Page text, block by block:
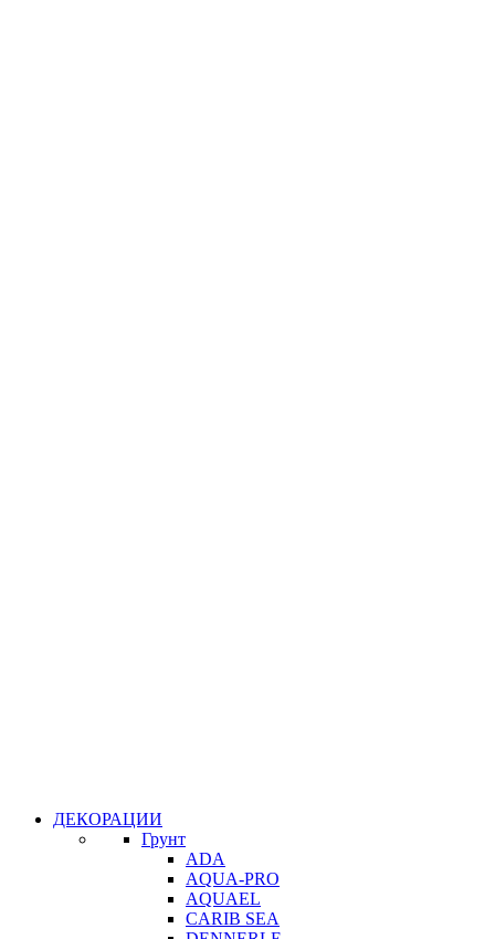
ДЕКОРАЦИИ
Грунт
ADA
AQUA-PRO
AQUAEL
CARIB SEA